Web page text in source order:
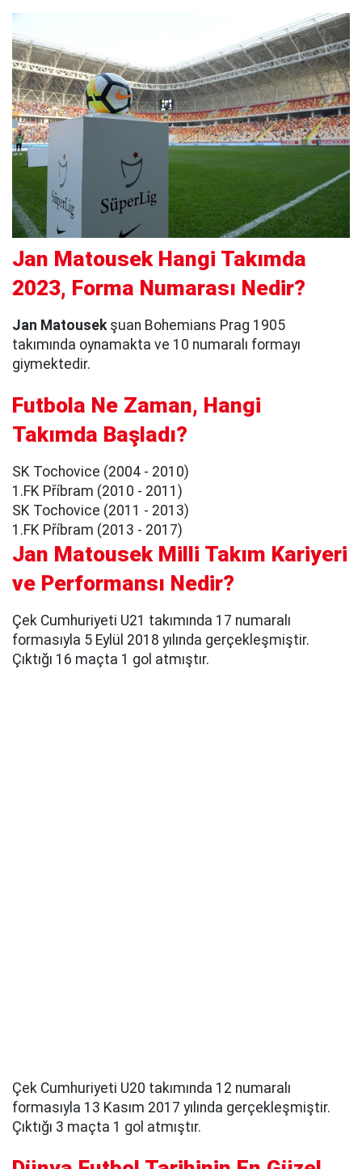
Jan Matousek Hangi Takımda
2023, Forma Numarası Nedir?
Jan Matousek şuan Bohemians Prag 1905
takımında oynamakta ve 10 numaralı formayı
giymektedir.
Futbola Ne Zaman, Hangi
Takımda Başladı?
SK Tochovice (2004 - 2010)
1.FK Příbram (2010 - 2011)
SK Tochovice (2011 - 2013)
1.FK Příbram (2013 - 2017)
Jan Matousek Milli Takım Kariyeri
ve Performansı Nedir?
Çek Cumhuriyeti U21 takımında 17 numaralı
formasıyla 5 Eylül 2018 yılında gerçekleşmiştir.
Çıktığı 16 maçta 1 gol atmıştır.
Çek Cumhuriyeti U20 takımında 12 numaralı
formasıyla 13 Kasım 2017 yılında gerçekleşmiştir.
Çıktığı 3 maçta 1 gol atmıştır.